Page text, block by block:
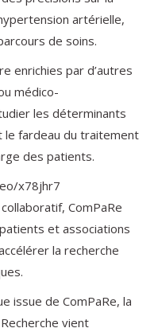
artérielle,
de soins.
enrichies par d’autres
médico-
les déterminants
le fardeau du traitement
des patients.
x78jhr7
ComPaRe
et associations
la recherche
issue de ComPaRe, la
vient